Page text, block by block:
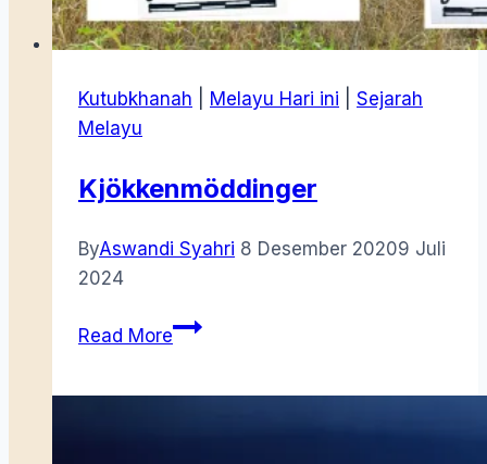
Kutubkhanah Melayu Hari ini
Sejarah
Melayu
Kjökkenmöddinger
ByAswandi Syahri 8 Desember 20209 Juli
2024
Read MoreKjökkenmöddinger